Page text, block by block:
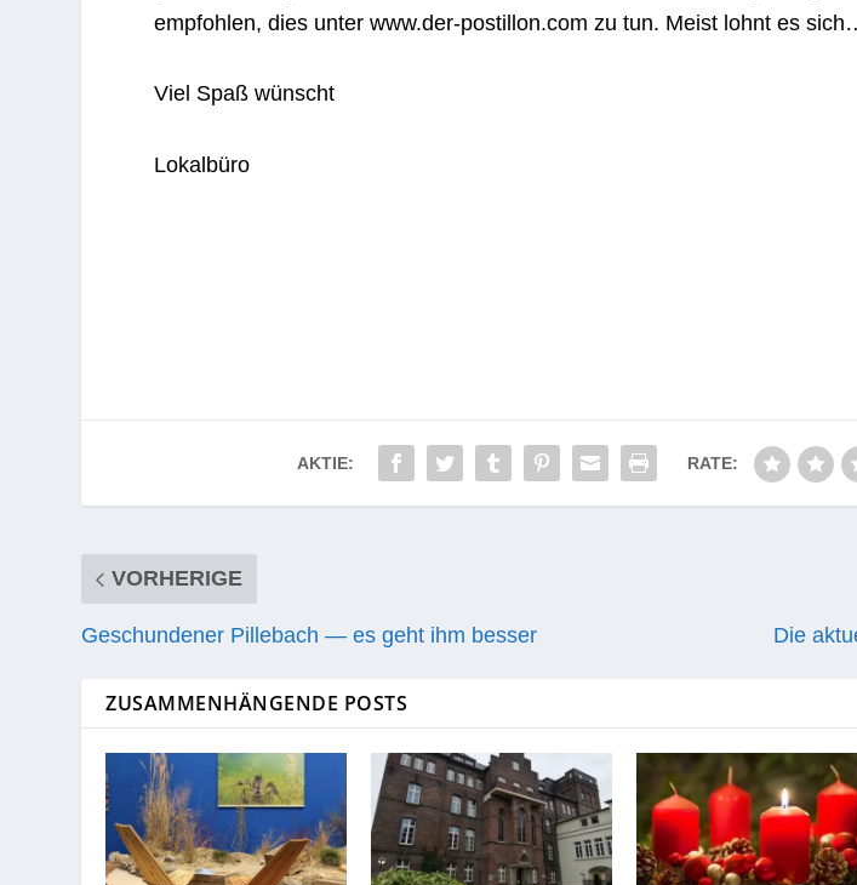
emp­foh­len, dies unter www.der-postillon.com zu tun. Meist lohnt es
Viel Spaß wünscht
Lokal­büro
AKTIE: RATE:
VORHERIGE
Geschundener Pillebach — es geht ihm besser Die
ZUSAMMENHÄNGENDE POSTS